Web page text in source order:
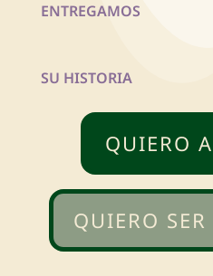
ENTREGAMOS
SU HISTORIA
QUIERO
QUIERO